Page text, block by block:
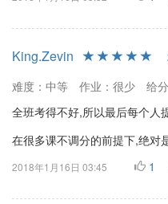
King.Zevin
难度：中等
作业：很少 给
全班考得不好,所以最后每个人
在很多课不调分的前提下,绝对
2018年1月16日 03:45 1